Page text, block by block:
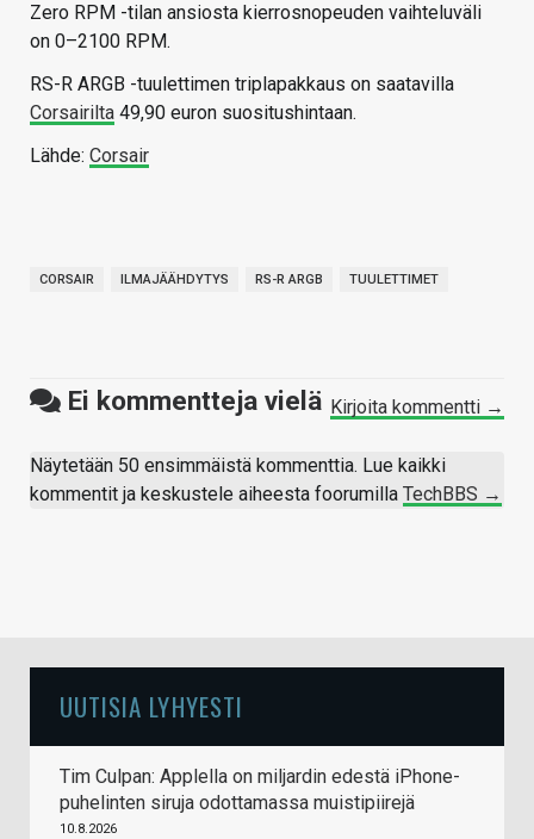
Zero RPM -tilan ansiosta kierrosnopeuden vaihteluväli
on 0–2100 RPM.
RS-R ARGB -tuulettimen triplapakkaus on saatavilla
Corsairilta 49,90 euron suositushintaan.
Lähde: Corsair
CORSAIR ILMAJÄÄHDYTYS RS-R ARGB TUULETTIMET
Ei kommentteja vielä Kirjoita kommentti →
Näytetään 50 ensimmäistä kommenttia. Lue kaikki
kommentit ja keskustele aiheesta foorumilla TechBBS →
UUTISIA LYHYESTI
Tim Culpan: Applella on miljardin edestä iPhone-
puhelinten siruja odottamassa muistipiirejä
10.8.2026